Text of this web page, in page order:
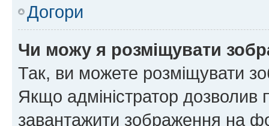
Догори
Чи можу я розміщувати
Так, ви можете розміщувати
Якщо адміністратор
завантажити зображення на